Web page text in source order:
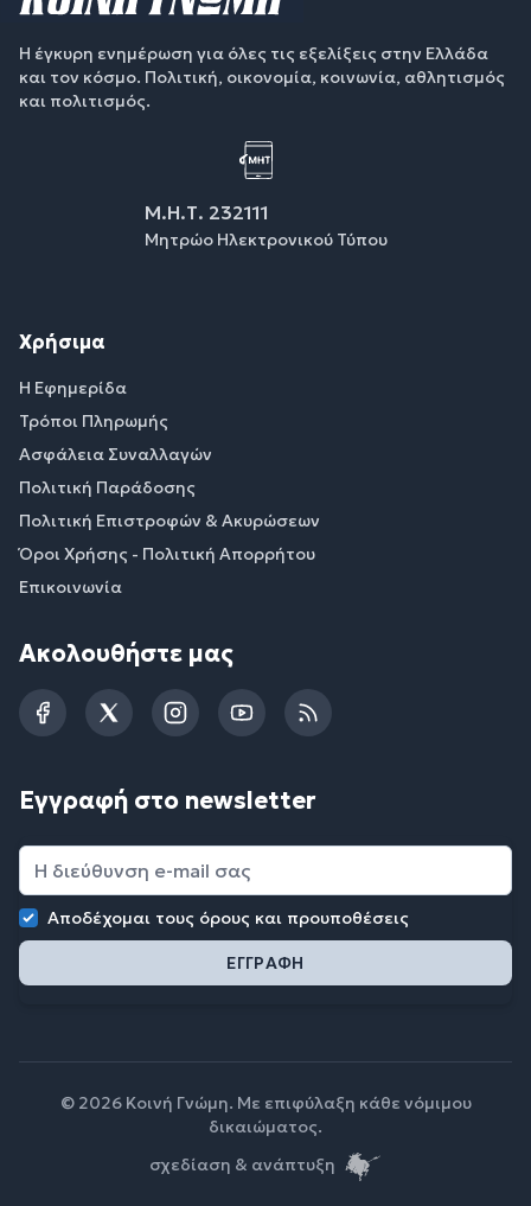
Η έγκυρη ενημέρωση για όλες τις εξελίξεις στην Ελλάδα
και τον κόσμο. Πολιτική, οικονομία, κοινωνία, αθλητισμός
και πολιτισμός.
Μ.Η.Τ. 232111
Μητρώο Ηλεκτρονικού Τύπου
Χρήσιμα
Η Εφημερίδα
Τρόποι Πληρωμής
Ασφάλεια Συναλλαγών
Πολιτική Παράδοσης
Πολιτική Επιστροφών & Ακυρώσεων
Όροι Χρήσης - Πολιτική Απορρήτου
Επικοινωνία
Ακολουθήστε μας
FacebookTwitterInstagramYouTubeRSS
Εγγραφή στο newsletter
Αποδέχομαι τους όρους και προυποθέσεις
© 2026 Κοινή Γνώμη. Με επιφύλαξη κάθε νόμιμου
δικαιώματος.
σχεδίαση & ανάπτυξη